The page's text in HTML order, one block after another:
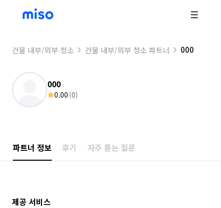
건물 내부/외부 청소 건물 내부/외부 청소 파트너 000
000
0.00 (0)
파트너 정보 후기 자주 묻는 질문
제공 서비스